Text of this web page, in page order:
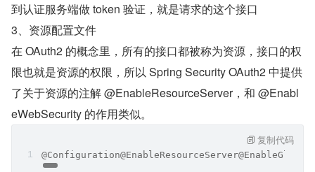
到认证服务端做 token 验证，就是请求的这个接口
3、资源配置文件
在 OAuth2 的概念里，所有的接口都被称为资源，接口的权
限也就是资源的权限，所以 Spring Security OAuth2 中提供
了关于资源的注解 @EnableResourceServer，和 @Enabl
eWebSecurity 的作用类似。
复制代码